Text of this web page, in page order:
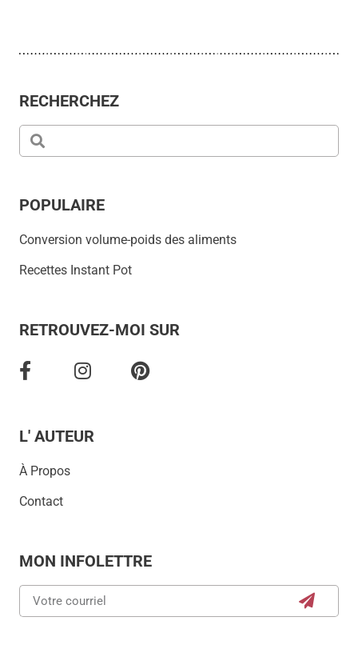
RECHERCHEZ
POPULAIRE
Conversion volume-poids des aliments
Recettes Instant Pot
RETROUVEZ-MOI SUR
L' AUTEUR
À Propos
Contact
MON INFOLETTRE